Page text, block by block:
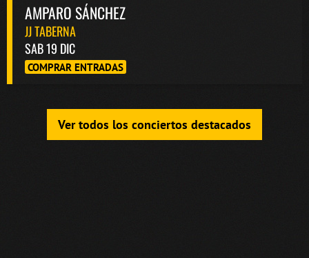
AMPARO SÁNCHEZ
JJ TABERNA
SAB 19 DIC
COMPRAR ENTRADAS
Ver todos los conciertos destacados